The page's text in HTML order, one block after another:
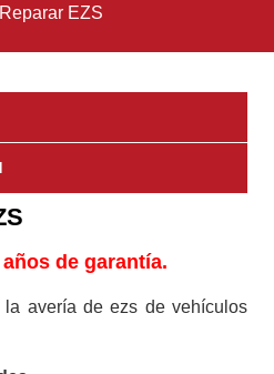
Reparar EZS
de garantía.
la avería de ezs de vehículos